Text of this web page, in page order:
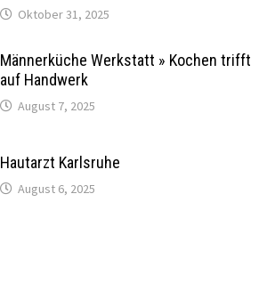
Oktober 31, 2025
Männerküche Werkstatt » Kochen trifft
auf Handwerk
August 7, 2025
Hautarzt Karlsruhe
August 6, 2025